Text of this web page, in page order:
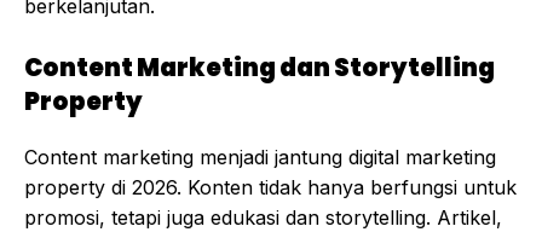
berkelanjutan.
Content Marketing dan Storytelling
Property
Content marketing menjadi jantung digital marketing
property di 2026. Konten tidak hanya berfungsi untuk
promosi, tetapi juga edukasi dan storytelling. Artikel,